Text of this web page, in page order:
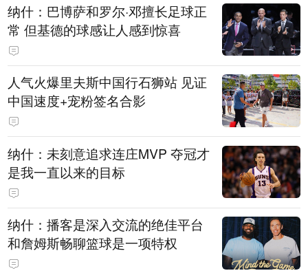
纳什：巴博萨和罗尔·邓擅长足球正
常 但基德的球感让人感到惊喜
人气火爆里夫斯中国行石狮站 见证
中国速度+宠粉签名合影
纳什：未刻意追求连庄MVP 夺冠才
是我一直以来的目标
纳什：播客是深入交流的绝佳平台
和詹姆斯畅聊篮球是一项特权